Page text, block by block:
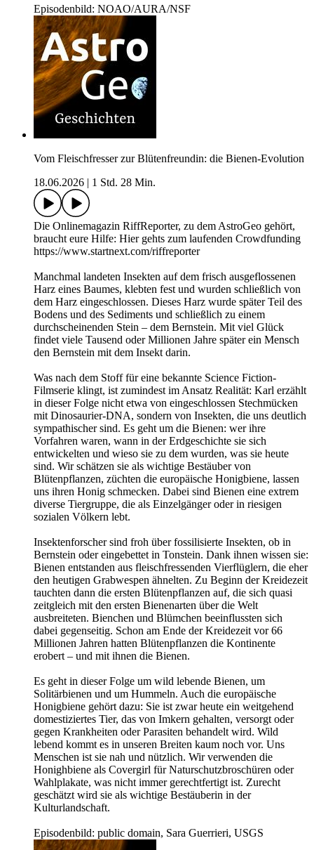
Episodenbild: NOAO/AURA/NSF
Vom Fleischfresser zur Blütenfreundin: die Bienen-Evolution
18.06.2026
1 Std. 28 Min.
Die Onlinemagazin RiffReporter, zu dem AstroGeo gehört,
braucht eure Hilfe: Hier gehts zum laufenden Crowdfunding
https://www.startnext.com/riffreporter
Manchmal landeten Insekten auf dem frisch ausgeflossenen
Harz eines Baumes, klebten fest und wurden schließlich von
dem Harz eingeschlossen. Dieses Harz wurde später Teil des
Bodens und des Sediments und schließlich zu einem
durchscheinenden Stein – dem Bernstein. Mit viel Glück
findet viele Tausend oder Millionen Jahre später ein Mensch
den Bernstein mit dem Insekt darin.
Was nach dem Stoff für eine bekannte Science Fiction-
Filmserie klingt, ist zumindest im Ansatz Realität: Karl erzählt
in dieser Folge nicht etwa von eingeschlossen Stechmücken
mit Dinosaurier-DNA, sondern von Insekten, die uns deutlich
sympathischer sind. Es geht um die Bienen: wer ihre
Vorfahren waren, wann in der Erdgeschichte sie sich
entwickelten und wieso sie zu dem wurden, was sie heute
sind. Wir schätzen sie als wichtige Bestäuber von
Blütenpflanzen, züchten die europäische Honigbiene, lassen
uns ihren Honig schmecken. Dabei sind Bienen eine extrem
diverse Tiergruppe, die als Einzelgänger oder in riesigen
sozialen Völkern lebt.
Insektenforscher sind froh über fossilisierte Insekten, ob in
Bernstein oder eingebettet in Tonstein. Dank ihnen wissen sie:
Bienen entstanden aus fleischfressenden Vierflüglern, die eher
den heutigen Grabwespen ähnelten. Zu Beginn der Kreidezeit
tauchten dann die ersten Blütenpflanzen auf, die sich quasi
zeitgleich mit den ersten Bienenarten über die Welt
ausbreiteten. Bienchen und Blümchen beeinflussten sich
dabei gegenseitig. Schon am Ende der Kreidezeit vor 66
Millionen Jahren hatten Blütenpflanzen die Kontinente
erobert – und mit ihnen die Bienen.
Es geht in dieser Folge um wild lebende Bienen, um
Solitärbienen und um Hummeln. Auch die europäische
Honigbiene gehört dazu: Sie ist zwar heute ein weitgehend
domestiziertes Tier, das von Imkern gehalten, versorgt oder
gegen Krankheiten oder Parasiten behandelt wird. Wild
lebend kommt es in unseren Breiten kaum noch vor. Uns
Menschen ist sie nah und nützlich. Wir verwenden die
Honighbiene als Covergirl für Naturschutzbroschüren oder
Wahlplakate, was nicht immer gerechtfertigt ist. Zurecht
geschätzt wird sie als wichtige Bestäuberin in der
Kulturlandschaft.
Episodenbild: public domain, Sara Guerrieri, USGS